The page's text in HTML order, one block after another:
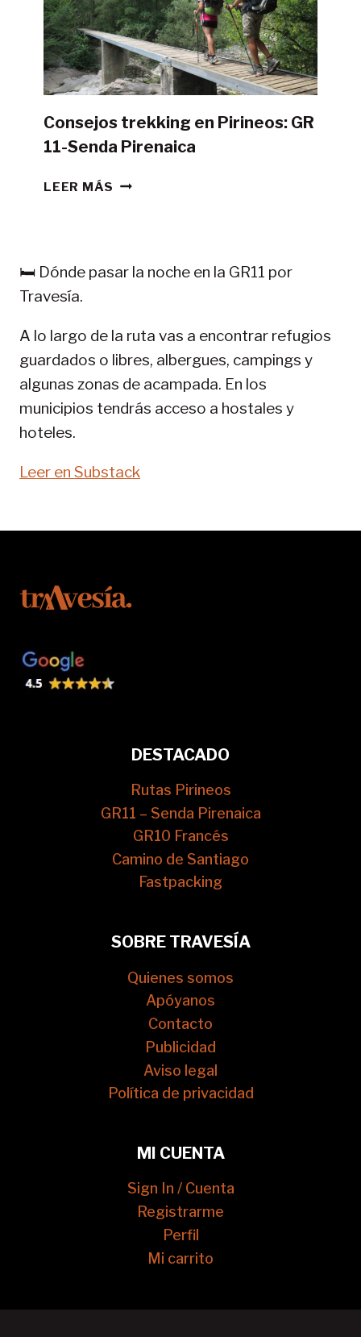
TIENDA
DE
CAMPAÑA?
Consejos trekking en Pirineos: GR
11-Senda Pirenaica
LEER MÁS CONSEJOS
11-
🛏️ Dónde pasar la noche en la GR11 por
Travesía.
A lo largo de la ruta vas a encontrar refugios
guardados o libres, albergues, campings y
algunas zonas de acampada. En los
municipios tendrás acceso a hostales y
hoteles.
Leer en Substack
DESTACADO
Rutas Pirineos
GR11 – Senda Pirenaica
GR10 Francés
Camino de Santiago
Fastpacking
SOBRE TRAVESÍA
Quienes somos
Apóyanos
Contacto
Publicidad
Aviso legal
Política de privacidad
MI CUENTA
Sign In / Cuenta
Registrarme
Perfil
Mi carrito